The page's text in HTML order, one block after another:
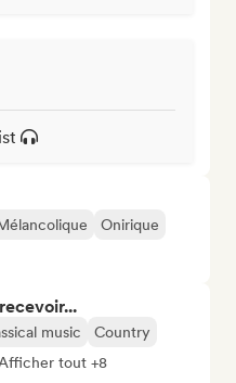
Onirique
music
Country
tout +8